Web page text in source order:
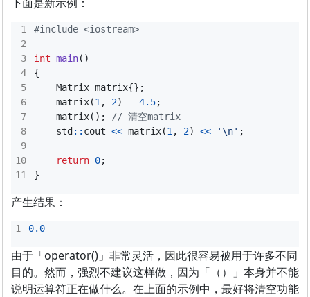
3
4
5
6
7
8
9
10
#include <iostream>
int main()
{
Matrix matrix{};
matrix(1 , 2) = 4.5;
matrix();
std :: cout << matrix(1 , 2) << '\n' ;
return 0;
}
产生结果：
0.0
由于「operator()」非常灵活，因此很容易被用于许多不同
目的。然而，强烈不建议这样做，因为「（）」本身并不能
说明运算符正在做什么。在上面的示例中，最好将清空功能